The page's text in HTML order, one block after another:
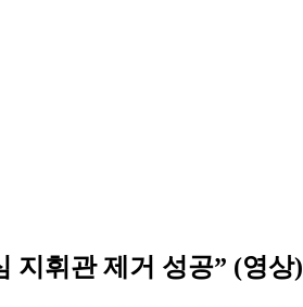
지휘관 제거 성공” (영상)